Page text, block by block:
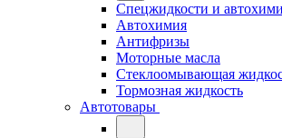
Спецжидкости и
Автохимия
Антифризы
Моторные масла
Стеклоомывающая
Тормозная жидкость
Автотовары